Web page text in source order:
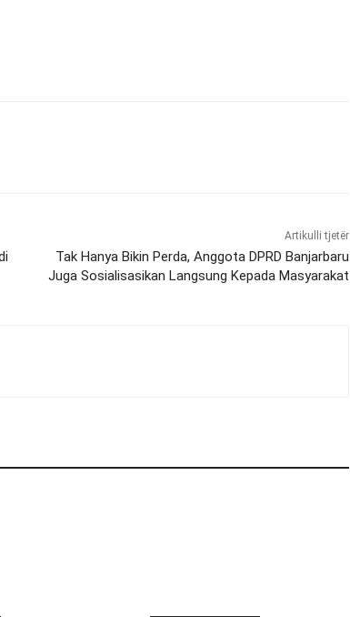
Artikulli tjetër
Tak Hanya Bikin Perda, Anggota DPRD Banjarbaru
Juga Sosialisasikan Langsung Kepada Masyarakat